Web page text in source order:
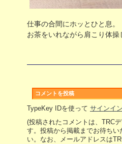
仕事の合間にホッとひと息。
お茶をいれながら肩こり体操
コメントを投稿
TypeKey IDを使って サインイ
(投稿されたコメントは、TRC
す。投稿から掲載までお待ち
い。なお、メールアドレスは